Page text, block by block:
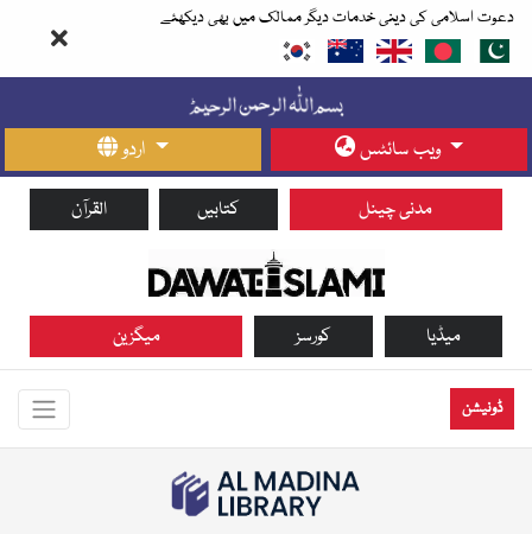
دعوت اسلامی کی دینی خدمات دیگر ممالک میں بھی دیکھئے
اردو ویب سائٹس
القرآن کتابیں مدنی چینل
میگزین کورسز میڈیا
ڈونیشن